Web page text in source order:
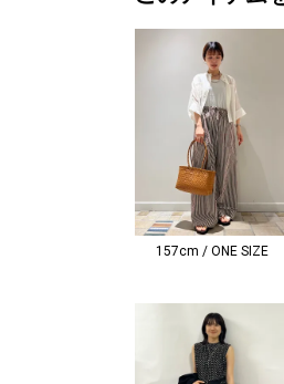
157cm / ONE SIZE